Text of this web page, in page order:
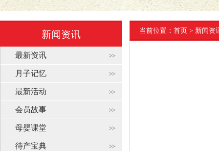
新闻资讯
最新资讯
月子记忆
最新活动
会员故事
母婴课堂
待产宝典
当前位置： 首页 > 新闻资